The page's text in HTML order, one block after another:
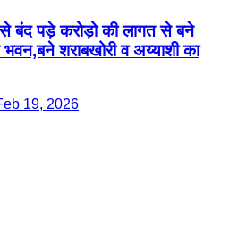
बंद पड़े करोड़ो की लागत से बने
शराबखोरी व अय्याशी का
19, 2026